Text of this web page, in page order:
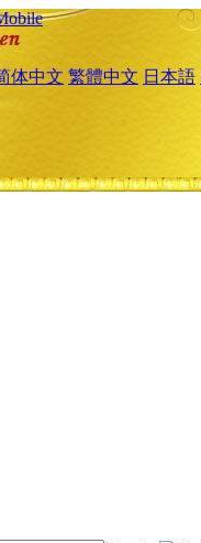
体中文 繁體中文 日本語